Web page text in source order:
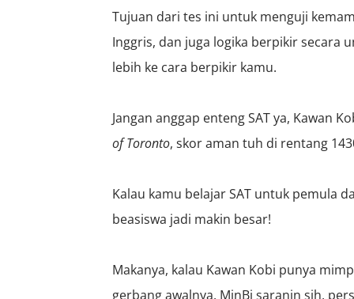
Tujuan dari tes ini untuk menguji
Inggris, dan juga logika berpikir secara
lebih ke cara berpikir kamu.
Jangan anggap enteng SAT ya, Kawan
of Toronto, skor aman tuh di rentang
Kalau kamu belajar SAT untuk pemula
beasiswa jadi makin besar!
Makanya, kalau Kawan Kobi punya
gerbang awalnya. MinBi saranin sih,